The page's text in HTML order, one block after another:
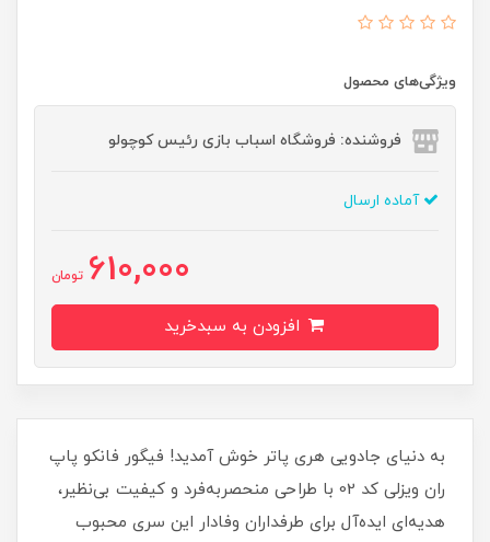
ویژگی‌های محصول
فروشنده: فروشگاه اسباب بازی رئیس کوچولو
آماده ارسال
610,000 تومان
به دنیای جادویی هری پاتر خوش آمدید! فیگور فانکو پاپ
ران ویزلی کد 02 با طراحی منحصربه‌فرد و کیفیت بی‌نظیر،
هدیه‌ای ایده‌آل برای طرفداران وفادار این سری محبوب